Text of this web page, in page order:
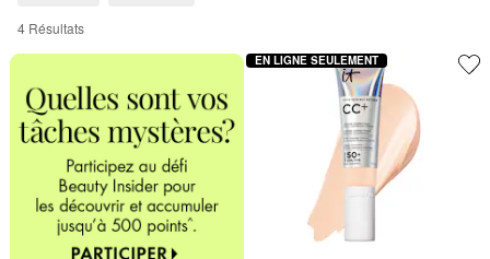
4 Résultats
EN LIGNE SEULEMENT